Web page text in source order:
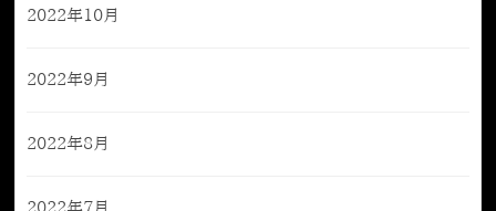
2022年10月
2022年9月
2022年8月